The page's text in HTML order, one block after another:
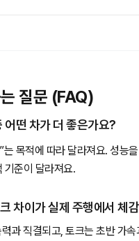
는 질문 (FAQ)
어떤 차가 더 좋은가요?
는 목적에 따라 달라져요. 성능
기준이 달라져요.
차이가 실제 주행에서 체
과 직결되고, 토크는 초반 가